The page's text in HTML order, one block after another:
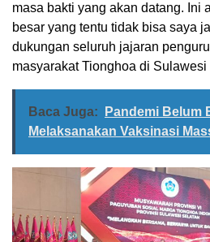
masa bakti yang akan datang. Ini
besar yang tentu tidak bisa saya
dukungan seluruh jajaran
masyarakat Tionghoa di Sulawesi
Baca Juga:
Pandemi Belum
Melaksanakan Vaksinasi